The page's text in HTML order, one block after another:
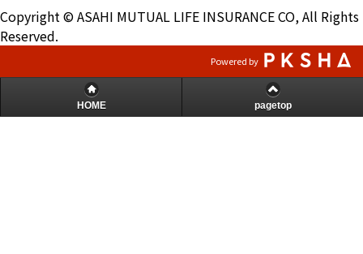
Copyright © ASAHI MUTUAL LIFE INSURANCE CO, All Rights
Reserved.
Powered by
HOME pagetop